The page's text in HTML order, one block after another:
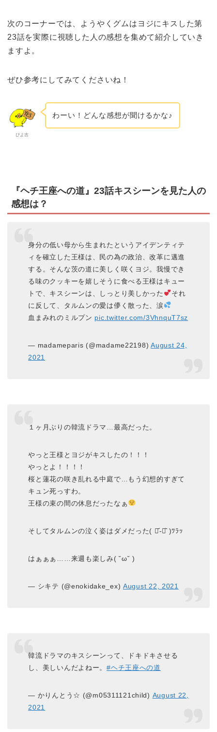
次のコーナーでは、ようやくグムはヨジにキスした第
23話を実際に視聴した人の感想を集めて紹介していき
ますよ。
ぜひ参考にしてみてくださいね！
ぴよ吉
わーい！どんな感想が聞けるかな♪
『ヘチ王座への道』23話キスシーンを見た人の
感想は？
身分の低い母から生まれたというアイデンティテ
ィを確立した王様は、民の為の政治、改革に邁進
する。そんな茨の道に美しく咲くヨジ。我慢でき
る味のクッキーを嬉しそうに食べる王様はキュー
トで、キスシーンは、しっとり美しかった
それ
に反して、タルムンの愛は儚く散った、涙
血まみれのミルプン pic.twitter.com/3VhnquT7sz
— madameparis (@madame22198)August 24,
2021
１ヶ月ぶりの韓流ドラマ…最高だった。
やっと王様とヨジがキスしたの！！！
やっとよ！！！！
桜と蓮花の咲き乱れる中庭で…もう幻想的すぎて
キュン死っすわ。
王様の束の間の休息だったなぁ
そしてタルムンの泣く姿はダメだった( ･᷄-･᷅ )ﾂﾗｯ
はぁぁぁ……来週も楽しみ( ˘ω˘ )
— シキテ (@enokidake_ex)August 22, 2021
韓流ドラマのキスシーンって、ドキドキさせる
し、美しいんだよねー。#ヘチ王座への道
— かりんとう☆ (@m05311121child) August 22,
2021